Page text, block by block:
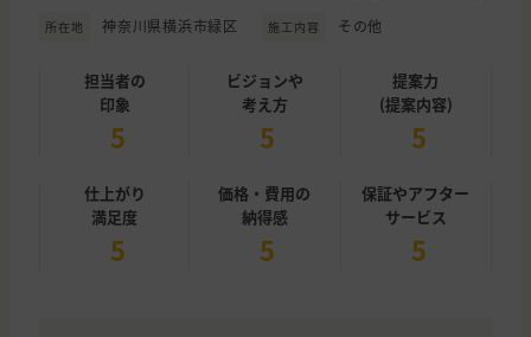
所在地 神奈川県横浜市緑区 施工内容 その他
担当者の
印象
5
ビジョンや
考え方
5
提案力
(提案内容)
5
仕上がり
満足度
5
価格・費用の
納得感
5
保証やアフター
サービス
5